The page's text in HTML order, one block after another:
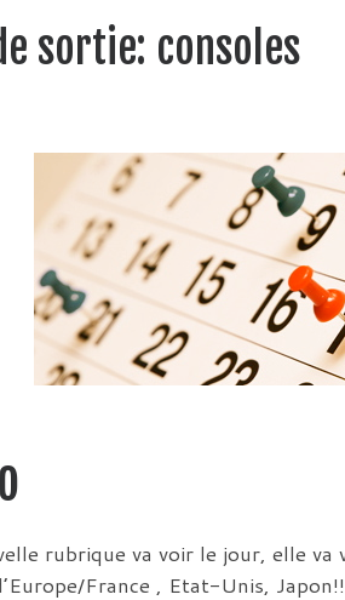
sortie: consoles
rubrique va voir le jour, elle
France , Etat-Unis,